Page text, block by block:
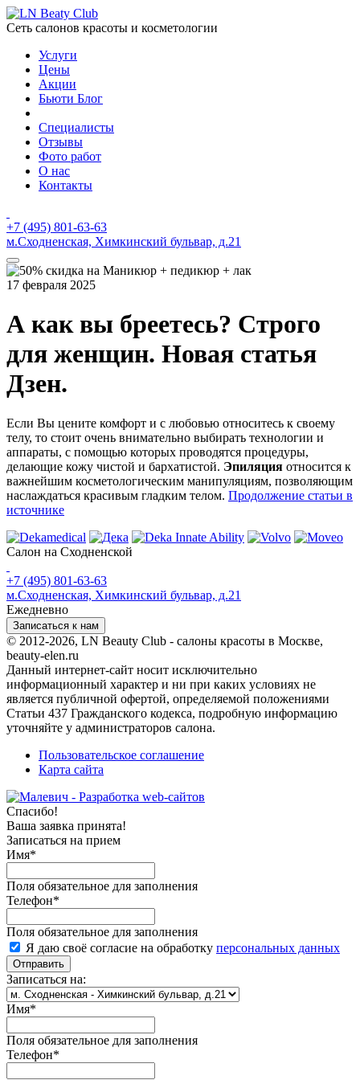
Сеть салонов красоты и косметологии
Услуги
Цены
Акции
Бьюти Блог
Специалисты
Отзывы
Фото работ
О нас
Контакты
+7 (495) 801-63-63
м.Сходненская, Химкинский бульвар, д.21
17 февраля 2025
А как вы бреетесь? Строго
для женщин. Новая статья
Дзен.
Если Вы цените комфорт и с любовью относитесь к своему
телу, то стоит очень внимательно выбирать технологии и
аппараты, с помощью которых проводятся процедуры,
делающие кожу чистой и бархатистой. Эпиляция относится к
важнейшим косметологическим манипуляциям, позволяющим
наслаждаться красивым гладким телом. Продолжение статьи в
источнике
Салон на Сходненской
+7 (495) 801-63-63
м.Сходненская, Химкинский бульвар, д.21
Ежедневно
Записаться к нам
© 2012-2026, LN Beauty Club - салоны красоты в Москве,
beauty-elen.ru
Данный интернет-сайт носит исключительно
информационный характер и ни при каких условиях не
является публичной офертой, определяемой положениями
Статьи 437 Гражданского кодекса, подробную информацию
уточняйте у администраторов салона.
Пользовательское соглашение
Карта сайта
Спасибо!
Ваша заявка принята!
Записаться на прием
Имя*
Поля обязательное для заполнения
Телефон*
Поля обязательное для заполнения
Я даю своё согласие на обработку персональных данных
Отправить
Записаться на:
Имя*
Поля обязательное для заполнения
Телефон*